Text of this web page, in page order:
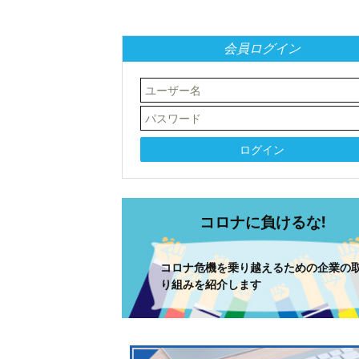
会員ログイン
コロナに負けるな!
コロナ危機を乗り越えるための企業の
り組みを紹介します